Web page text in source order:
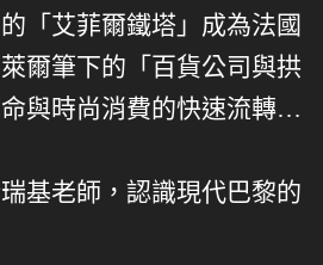
「艾菲爾鐵塔」成為法國
爾筆下的「百貨公司與拱
與時尚消費的快速流轉…
基老師，認識現代巴黎的